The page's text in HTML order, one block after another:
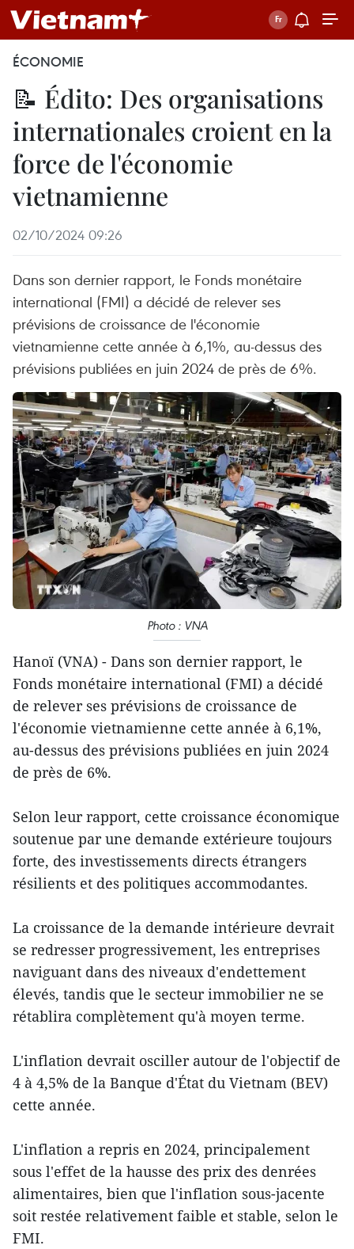
ÉCONOMIE
📝 Édito: Des organisations
internationales croient en la
force de l'économie
vietnamienne
02/10/2024 09:26
Dans son dernier rapport, le Fonds monétaire
international (FMI) a décidé de relever ses
prévisions de croissance de l'économie
vietnamienne cette année à 6,1%, au-dessus des
prévisions publiées en juin 2024 de près de 6%.
Photo : VNA
Hanoï (VNA) - Dans son dernier rapport, le
Fonds monétaire international (FMI) a décidé
de relever ses prévisions de croissance de
l'économie vietnamienne cette année à 6,1%,
au-dessus des prévisions publiées en juin 2024
de près de 6%.
Selon leur rapport, cette croissance économique
soutenue par une demande extérieure toujours
forte, des investissements directs étrangers
résilients et des politiques accommodantes.
La croissance de la demande intérieure devrait
se redresser progressivement, les entreprises
naviguant dans des niveaux d'endettement
élevés, tandis que le secteur immobilier ne se
rétablira complètement qu'à moyen terme.
L'inflation devrait osciller autour de l'objectif de
4 à 4,5% de la Banque d'État du Vietnam (BEV)
cette année.
L'inflation a repris en 2024, principalement
sous l'effet de la hausse des prix des denrées
alimentaires, bien que l'inflation sous-jacente
soit restée relativement faible et stable, selon le
FMI.